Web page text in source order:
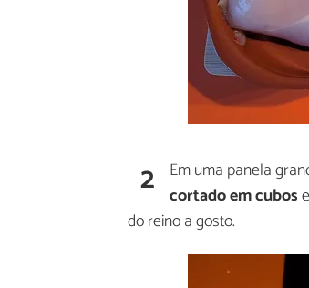
2 Em uma panela
cortado em cubos
do reino a gosto.